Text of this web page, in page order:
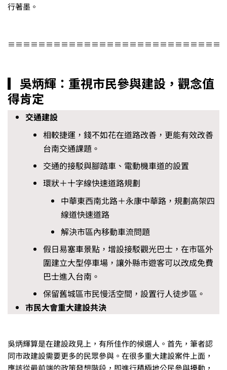
行著墨。
▎吳炳輝：重視市民參與建設，觀念值
得肯定
交通建設
相較捷運，錢不如花在道路改善，更能有效改善
台南交通課題。
交通的接駁與腳踏車、電動機車道的設置
環狀＋十字線快速道路規劃
中華東西南北路＋永康中華路，規劃高架四
線道快速道路
解決市區內移動車流問題
假日易塞車景點，增設接駁觀光巴士，在市區外
圍建立大型停車場，讓外縣市遊客可以改成免費
巴士進入台南。
保留舊城區市民慢活空間，設置行人徒步區。
市民大會重大建設共決
吳炳輝算是在建設政見上，有所佳作的候選人。首先，筆者認
同市政建設需要更多的民眾參與。在很多重大建設案件上面，
應該從最前端的政策發想階段，即進行積極地公民參與擾動，